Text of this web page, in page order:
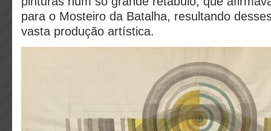
para o Mosteiro da Batalha, resultando
vasta produção artística.